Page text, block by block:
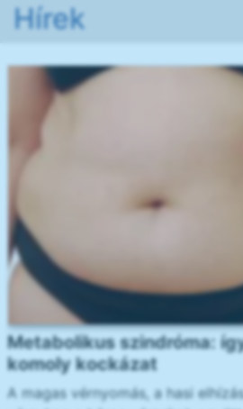
Hírek
Metabolikus szindróma:
komoly kockázat
A magas vérnyomás, a hasi